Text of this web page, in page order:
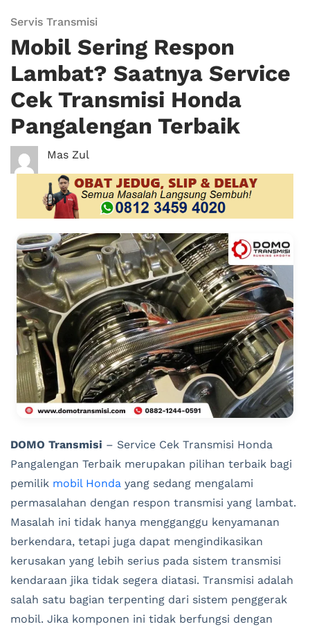
Servis Transmisi
Mobil Sering Respon
Lambat? Saatnya Service
Cek Transmisi Honda
Pangalengan Terbaik
Mas Zul
DOMO Transmisi – Service Cek Transmisi Honda
Pangalengan Terbaik merupakan pilihan terbaik bagi
pemilik mobil Honda yang sedang mengalami
permasalahan dengan respon transmisi yang lambat.
Masalah ini tidak hanya mengganggu kenyamanan
berkendara, tetapi juga dapat mengindikasikan
kerusakan yang lebih serius pada sistem transmisi
kendaraan jika tidak segera diatasi. Transmisi adalah
salah satu bagian terpenting dari sistem penggerak
mobil. Jika komponen ini tidak berfungsi dengan